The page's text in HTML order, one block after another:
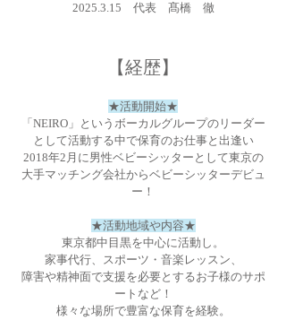
2025.3.15 代表 髙橋 徹
【経歴】
★活動開始★
「NEIRO」というボーカルグループのリーダー
として活動する中で保育のお仕事と出逢い
2018年2月に男性ベビーシッターとして東京の
大手マッチング会社からベビーシッターデビュ
ー！
★活動地域や内容★
東京都中目黒を中心に活動し。
家事代行、スポーツ・音楽レッスン、
障害や精神面で支援を必要とするお子様のサポ
ートなど！
様々な場所で豊富な保育を経験。